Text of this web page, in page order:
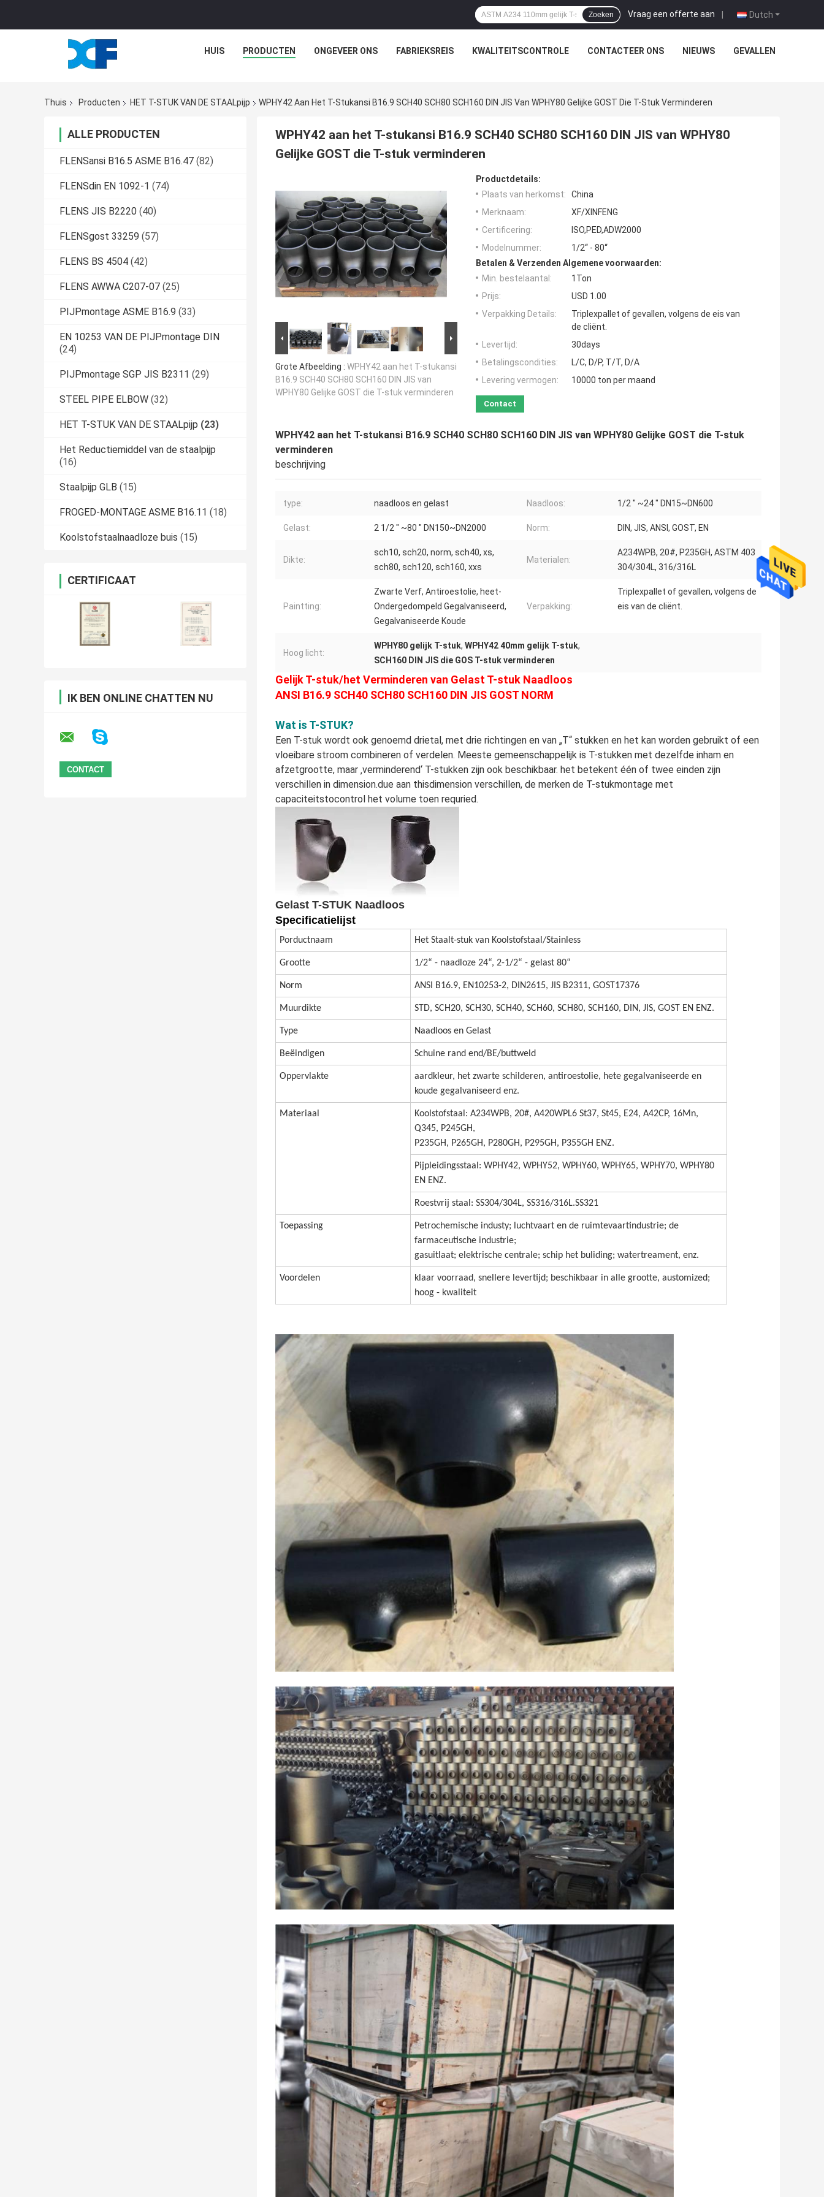
Laat een bericht achter
We bellen je snel terug!
VERZENDEN
Dutch
Vraag een offerte aan |
Zoeken
HUIS PRODUCTEN ONGEVEER ONS FABRIEKSREIS KWALITEITSCONTROLE CONTACTEER ONS NIEUWS GEVALLEN
Thuis Producten HET T-STUK VAN DE STAALpijp WPHY42 Aan Het T-Stukansi B16.9 SCH40 SCH80 SCH160 DIN JIS Van WPHY80 Gelijke GOST Die T-Stuk Verminderen
ALLE PRODUCTEN
FLENSansi B16.5 ASME B16.47 (82)
FLENSdin EN 1092-1 (74)
FLENS JIS B2220 (40)
FLENSgost 33259 (57)
FLENS BS 4504 (42)
FLENS AWWA C207-07 (25)
PIJPmontage ASME B16.9 (33)
EN 10253 VAN DE PIJPmontage DIN
(24)
PIJPmontage SGP JIS B2311 (29)
STEEL PIPE ELBOW (32)
HET T-STUK VAN DE STAALpijp (23)
Het Reductiemiddel van de staalpijp
(16)
Staalpijp GLB (15)
FROGED-MONTAGE ASME B16.11 (18)
Koolstofstaalnaadloze buis (15)
CERTIFICAAT
IK BEN ONLINE CHATTEN NU
WPHY42 aan het T-stukansi B16.9 SCH40 SCH80 SCH160 DIN JIS van WPHY80
Gelijke GOST die T-stuk verminderen
Grote Afbeelding : WPHY42 aan het T-stukansi
B16.9 SCH40 SCH80 SCH160 DIN JIS van
WPHY80 Gelijke GOST die T-stuk verminderen
Productdetails:
Plaats van herkomst:
China
Merknaam:
XF/XINFENG
Certificering:
ISO,PED,ADW2000
Modelnummer:
1/2“ - 80“
Betalen & Verzenden Algemene voorwaarden:
Min. bestelaantal:
1Ton
Prijs:
USD 1.00
Verpakking Details:
Triplexpallet of gevallen, volgens de eis van
de cliënt.
Levertijd:
30days
Betalingscondities:
L/C, D/P, T/T, D/A
Levering vermogen:
10000 ton per maand
Contact
WPHY42 aan het T-stukansi B16.9 SCH40 SCH80 SCH160 DIN JIS van WPHY80 Gelijke GOST die T-stuk
verminderen
beschrijving
type: naadloos en gelast Naadloos: 1/2 ″ ~24 ″ DN15~DN600
Gelast: 2 1/2 ″ ~80 ″ DN150~DN2000 Norm: DIN, JIS, ANSI, GOST, EN
Dikte:
sch10, sch20, norm, sch40, xs,
sch80, sch120, sch160, xxs
Materialen:
A234WPB, 20#, P235GH, ASTM 403
304/304L, 316/316L
Paintting:
Zwarte Verf, Antiroestolie, heet-
Ondergedompeld Gegalvaniseerd,
Gegalvaniseerde Koude
Verpakking:
Triplexpallet of gevallen, volgens de
eis van de cliënt.
Hoog licht:
WPHY80 gelijk T-stuk, WPHY42 40mm gelijk T-stuk,
SCH160 DIN JIS die GOS T-stuk verminderen
Gelijk T-stuk/het Verminderen van Gelast T-stuk Naadloos
ANSI B16.9 SCH40 SCH80 SCH160 DIN JIS GOST NORM
Wat is T-STUK?
Een T-stuk wordt ook genoemd drietal, met drie richtingen en van „T“ stukken en het kan worden gebruikt of een
vloeibare stroom combineren of verdelen. Meeste gemeenschappelijk is T-stukken met dezelfde inham en
afzetgrootte, maar ‚verminderend‘ T-stukken zijn ook beschikbaar. het betekent één of twee einden zijn
verschillen in dimension.due aan thisdimension verschillen, de merken de T-stukmontage met
capaciteitstocontrol het volume toen requried.
Gelast T-STUK Naadloos
Specificatielijst
Porductnaam Het Staalt-stuk van Koolstofstaal/Stainless
Grootte 1/2“ - naadloze 24“, 2-1/2“ - gelast 80“
Norm ANSI B16.9, EN10253-2, DIN2615, JIS B2311, GOST17376
Muurdikte STD, SCH20, SCH30, SCH40, SCH60, SCH80, SCH160, DIN, JIS, GOST EN ENZ.
Type Naadloos en Gelast
Beëindigen Schuine rand end/BE/buttweld
Oppervlakte
aardkleur, het zwarte schilderen, antiroestolie, hete gegalvaniseerde en
koude gegalvaniseerd enz.
Materiaal
Koolstofstaal: A234WPB, 20#, A420WPL6 St37, St45, E24, A42CP, 16Mn,
Q345, P245GH,
P235GH, P265GH, P280GH, P295GH, P355GH ENZ.
Pijpleidingsstaal: WPHY42, WPHY52, WPHY60, WPHY65, WPHY70, WPHY80
EN ENZ.
Roestvrij staal: SS304/304L, SS316/316L.SS321
Toepassing
Petrochemische industy; luchtvaart en de ruimtevaartindustrie; de
farmaceutische industrie;
gasuitlaat; elektrische centrale; schip het buliding; watertreament, enz.
Voordelen
klaar voorraad, snellere levertijd; beschikbaar in alle grootte, austomized;
hoog - kwaliteit